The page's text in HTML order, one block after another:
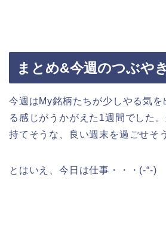
まとめ&今週のつぶやき
今週はMy銘柄たちが少しやる気を
る感じがうかがえた1週間でした
持てそうな、良い週末を過ごせそ
とはいえ、今日は仕事・・・(-“-)